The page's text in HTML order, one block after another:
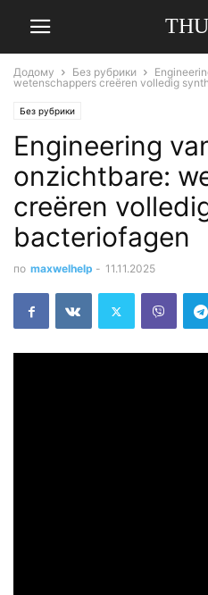
Додому Без рубрики
wetenschappers creëren volledig
Без рубрики
Engineering
onzichtbare:
creëren
bacteriofagen
по maxwelhelp - 11.11.2025